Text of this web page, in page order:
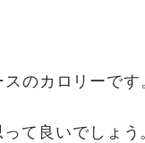
のカロリーです
て良いでしょう